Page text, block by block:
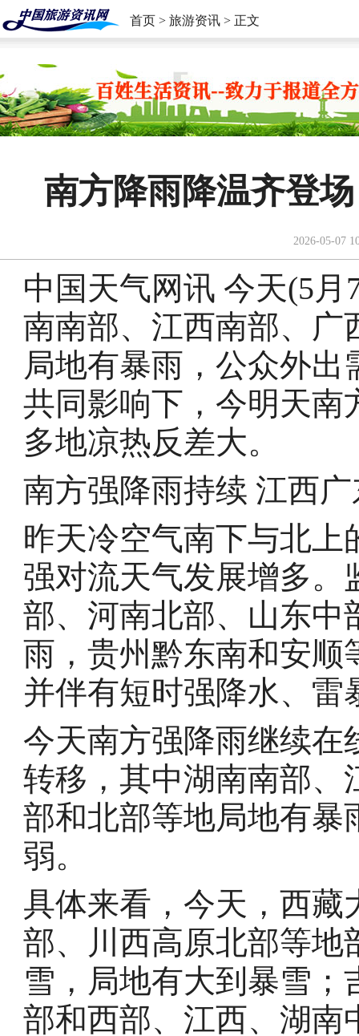
首页 > 旅游资讯 > 正文
南方降雨降温齐登
2026-05-07
中国天气网讯 今天(5
南南部、江西南部、广
局地有暴雨，公众外
共同影响下，今明天南
多地凉热反差大。
南方强降雨持续 江西
昨天冷空气南下与北
强对流天气发展增多。
部、河南北部、山东中
雨，贵州黔东南和安顺
并伴有短时强降水、
今天南方强降雨继续在
转移，其中湖南南部、
部和北部等地局地有暴
弱。
具体来看，今天，西藏
部、川西高原北部等地
雪，局地有大到暴雪
部和西部、江西、湖南